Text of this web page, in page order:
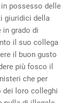
possesso delle
giuridici della
in grado di
il suo collega
il buon gusto
più fosco il
che per
dei loro colleghi